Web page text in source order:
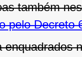
também
pelo Decreto